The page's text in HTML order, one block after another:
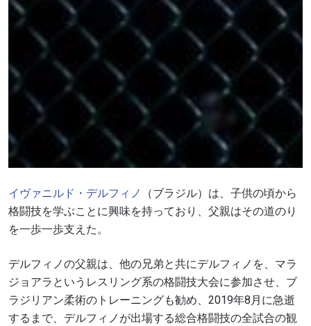
イヴァニルド・デルフィノ
（ブラジル）は、子供の頃から
格闘技を学ぶことに興味を持っており、父親はその道のり
を一歩一歩支えた。
デルフィノの父親は、他の兄弟と共にデルフィノを、マラ
ジョアラというレスリング系の格闘技大会に参加させ、ブ
ラジリアン柔術のトレーニングも勧め、2019年8月に急逝
するまで、デルフィノが出場する総合格闘技の全試合の観